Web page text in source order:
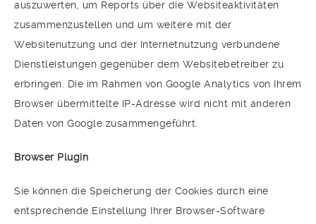
auszuwerten, um Reports über die Websiteaktivitäten
zusammenzustellen und um weitere mit der
Websitenutzung und der Internetnutzung verbundene
Dienstleistungen gegenüber dem Websitebetreiber zu
erbringen. Die im Rahmen von Google Analytics von Ihrem
Browser übermittelte IP-Adresse wird nicht mit anderen
Daten von Google zusammengeführt.
Browser Plugin
Sie können die Speicherung der Cookies durch eine
entsprechende Einstellung Ihrer Browser-Software